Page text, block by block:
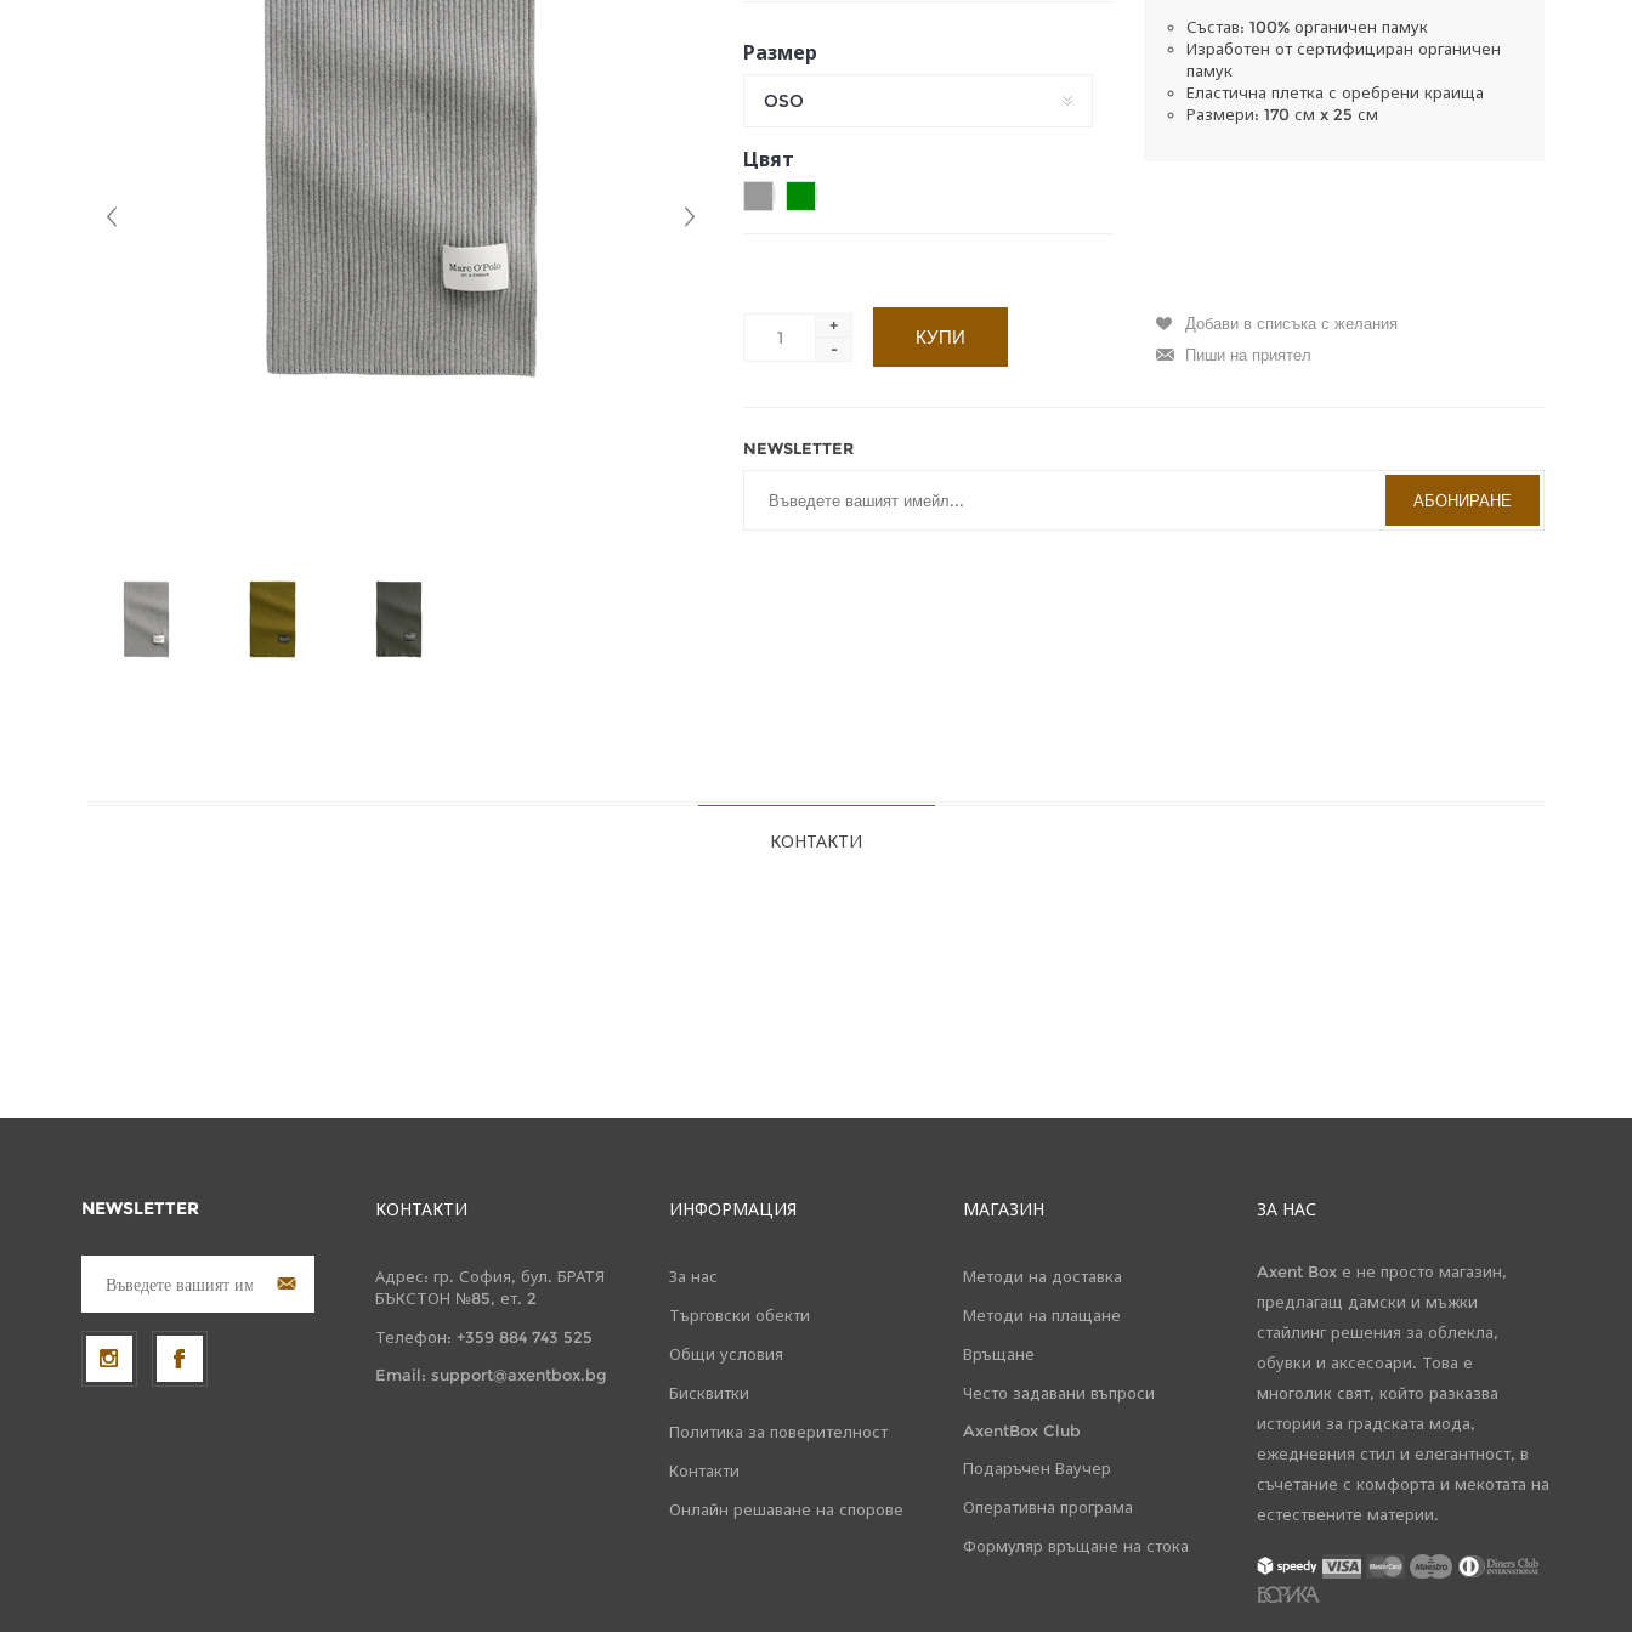
Размер
OSO
Цвят
Състав: 100% органичен памук
Изработен от сертифициран органичен
памук
Еластична плетка с оребрени краища
Размери: 170 см x 25 см
+
-
NEWSLETTER
КОНТАКТИ
NEWSLETTER КОНТАКТИ
Адрес: гр. София, бул. БРАТЯ
БЪКСТОН №85, ет. 2
Телефон: +359 884 743 525
Email:support@axentbox.bg
ИНФОРМАЦИЯ
За нас
Търговски обекти
Общи условия
Бисквитки
Политика за поверителност
Контакти
Онлайн решаване на спорове
МАГАЗИН
Методи на доставка
Методи на плащане
Връщане
Често задавани въпроси
AxentBox Club
Подаръчен Ваучер
Оперативна програма
Формуляр връщане на стока
ЗА НАС
Axent Box е не просто магазин,
предлагащ дамски и мъжки
стайлинг решения за облекла,
обувки и аксесоари. Това е
многолик свят, който разказва
истории за градската мода,
ежедневния стил и елегантност, в
съчетание с комфорта и мекотата на
естествените материи.